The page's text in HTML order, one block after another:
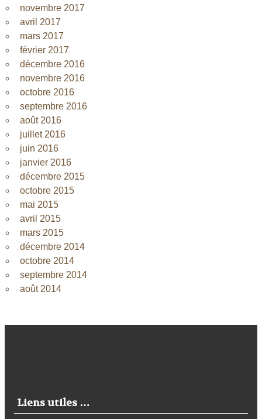
novembre 2017
avril 2017
mars 2017
février 2017
décembre 2016
novembre 2016
octobre 2016
septembre 2016
août 2016
juillet 2016
juin 2016
janvier 2016
décembre 2015
octobre 2015
mai 2015
avril 2015
mars 2015
décembre 2014
octobre 2014
septembre 2014
août 2014
Liens utiles …